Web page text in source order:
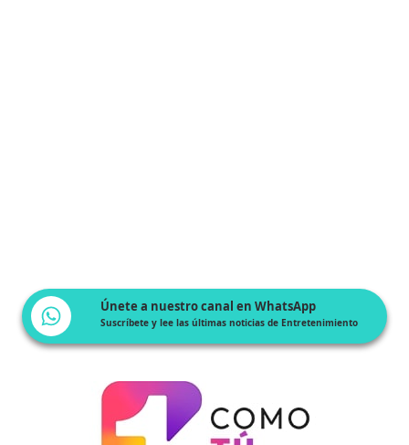
Únete a nuestro canal en WhatsApp
Suscríbete y lee las últimas noticias de Entretenimiento